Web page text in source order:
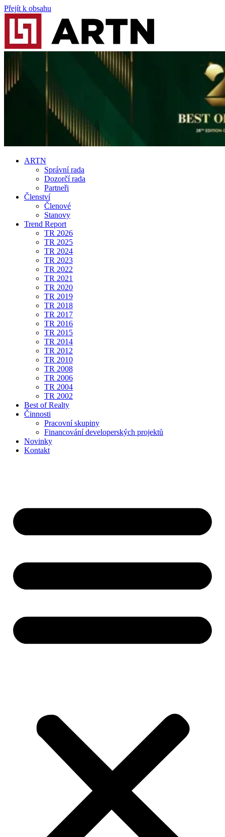
Přejít k obsahu
ARTN
Správní rada
Dozorčí rada
Partneři
Členství
Členové
Stanovy
Trend Report
TR 2026
TR 2025
TR 2024
TR 2023
TR 2022
TR 2021
TR 2020
TR 2019
TR 2018
TR 2017
TR 2016
TR 2015
TR 2014
TR 2012
TR 2010
TR 2008
TR 2006
TR 2004
TR 2002
Best of Realty
Činnosti
Pracovní skupiny
Financování developerských projektů
Novinky
Kontakt